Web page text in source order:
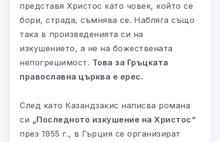
представя Христос като човек, който се
бори, страда, съмнява се. Набляга също
така в произведенията си на
изкушението, а не на божествената
непогрешимост. Това за Гръцката
православна църква е ерес.
След като Казандзакис написва романа
си „Последното изкушение на Христос“
през 1955 г., в Гърция се организират